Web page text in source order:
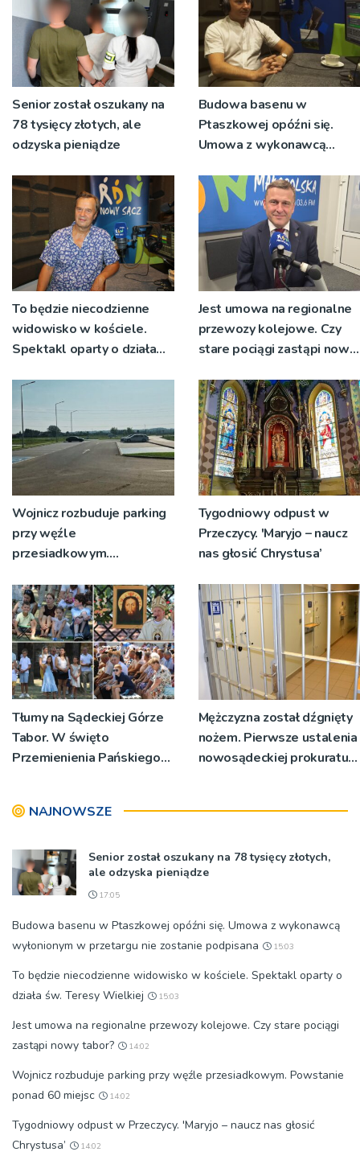
Senior został oszukany na
78 tysięcy złotych, ale
odzyska pieniądze
Budowa basenu w
Ptaszkowej opóźni się.
Umowa z wykonawcą
nie zostanie podpisana
To będzie niecodzienne
widowisko w kościele.
Spektakl oparty o działa
Jest umowa na regionalne
przewozy kolejowe. Czy
stare pociągi zastąpi nowy
Wojnicz rozbuduje parking
przy węźle
przesiadkowym.
miejsc
Tygodniowy odpust w
Przeczycy. 'Maryjo – naucz
nas głosić Chrystusa’
Tłumy na Sądeckiej Górze
Tabor. W święto
Przemienienia Pańskiego
[ZDJĘCIA]
Mężczyzna został dźgnięty
nożem. Pierwsze ustalenia
nowosądeckiej prokuratury
NAJNOWSZE
Senior został oszukany na 78 tysięcy złotych,
ale odzyska pieniądze
17:05
Budowa basenu w Ptaszkowej opóźni się. Umowa z wykonawcą
wyłonionym w przetargu nie zostanie podpisana
15:03
To będzie niecodzienne widowisko w kościele. Spektakl oparty o
działa św. Teresy Wielkiej
15:03
Jest umowa na regionalne przewozy kolejowe. Czy stare pociągi
zastąpi nowy tabor?
14:02
Wojnicz rozbuduje parking przy węźle przesiadkowym. Powstanie
ponad 60 miejsc
14:02
Tygodniowy odpust w Przeczycy. 'Maryjo – naucz nas głosić
Chrystusa’
14:02